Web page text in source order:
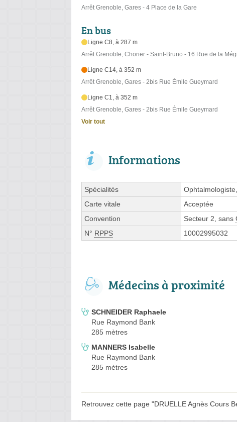
Arrêt Grenoble, Gares - 4 Place de la Gare
En bus
Ligne C8, à 287 m
Arrêt Grenoble, Chorier - Saint-Bruno - 16 Rue de la
Ligne C14, à 352 m
Arrêt Grenoble, Gares - 2bis Rue Émile Gueymard
Ligne C1, à 352 m
Arrêt Grenoble, Gares - 2bis Rue Émile Gueymard
Voir tout
Informations
Spécialités
Carte vitale
Acceptée
Convention
Secteur 2, sans
N° RPPS 10002995032
Médecins à proximité
SCHNEIDER Raphaele
Rue Raymond Bank
285 mètres
MANNERS Isabelle
Rue Raymond Bank
285 mètres
Retrouvez cette page "DRUELLE Agnès Cours